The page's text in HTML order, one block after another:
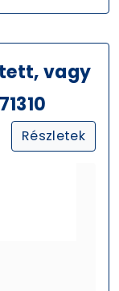
vagy
Részletek